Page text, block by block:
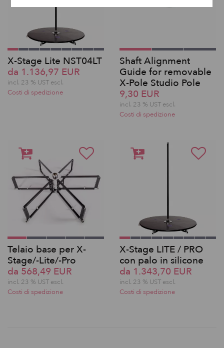
X-Stage Lite NST04LT
da 1.136,97 EUR
incl. 23 % UST escl.
Costi di spedizione
Shaft Alignment
Guide for removable
X-Pole Studio Pole
9,30 EUR
incl. 23 % UST escl.
Costi di spedizione
Telaio base per X-
Stage/-Lite/-Pro
da 568,49 EUR
incl. 23 % UST escl.
Costi di spedizione
X-Stage LITE / PRO
con palo in silicone
da 1.343,70 EUR
incl. 23 % UST escl.
Costi di spedizione